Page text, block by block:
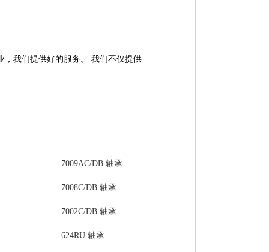
，我们提供好的服务。 我们不仅提供
7009AC/DB 轴承
7008C/DB 轴承
7002C/DB 轴承
624RU 轴承